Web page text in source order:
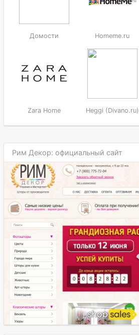
Домости Homeme.ru
Zara Home Heggi (Divano.ru)
Рим Декор: официальный сайт